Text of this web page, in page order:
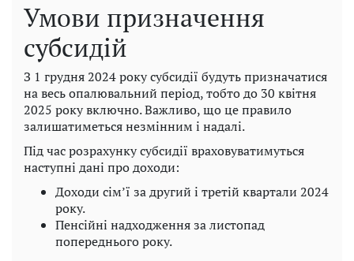
Умови призначення
субсидій
З 1 грудня 2024 року субсидії будуть призначатися
на весь опалювальний період, тобто до 30 квітня
2025 року включно. Важливо, що це правило
залишатиметься незмінним і надалі.
Під час розрахунку субсидії враховуватимуться
наступні дані про доходи:
Доходи сім’ї за другий і третій квартали 2024
року.
Пенсійні надходження за листопад
попереднього року.